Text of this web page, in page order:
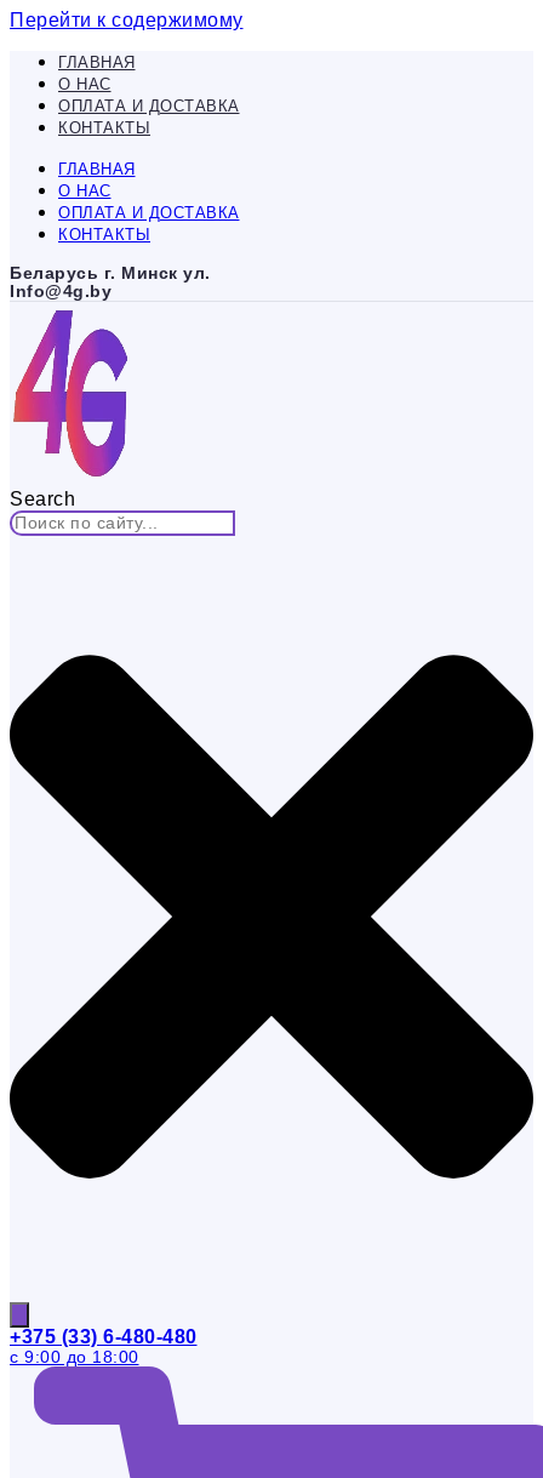
Перейти к содержимому
ГЛАВНАЯ
О НАС
ОПЛАТА И ДОСТАВКА
КОНТАКТЫ
ГЛАВНАЯ
О НАС
ОПЛАТА И ДОСТАВКА
КОНТАКТЫ
Беларусь г. Минск ул.
Info@4g.by
Search
+375 (33) 6-480-480
с 9:00 до 18:00